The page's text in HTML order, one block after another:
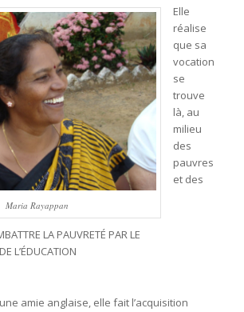
Maria Rayappan
Elle
réalise
que sa
vocation
se
trouve
là, au
milieu
des
pauvres
et des
LA PAUVRETÉ PAR LE
L’ÉDUCATION
amie anglaise, elle fait l’acquisition